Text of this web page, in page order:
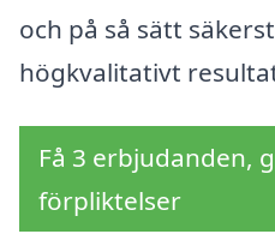
och på så sätt
högkvalitativt
Få 3 erbjudanden,
förpliktelser